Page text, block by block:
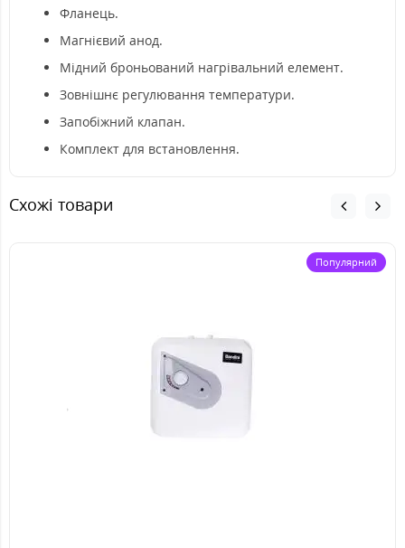
Фланець.
Магнієвий анод.
Мідний броньований нагрівальний елемент.
Зовнішнє регулювання температури.
Запобіжний клапан.
Комплект для встановлення.
Схожі товари
Популярний